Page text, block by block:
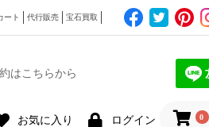
ート 代行販売 宝石買取
はこちらから
お気に入り ログイン 0